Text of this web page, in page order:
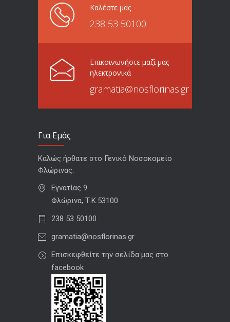
Καλέστε μας
238 53 50100
Επικοινωνήστε μαζί μας
ηλεκτρονικά
gramatia@nosflorinas.gr
Για Εμάς
Καλώς ήρθατε στο Γενικό Νοσοκομείο
Φλώρινας.
Εγνατίας 9
Φλώρινα, Τ.Κ.53100
238 53 50100
gramatia@nosflorinas.gr
Επισκεφθείτε την σελίδα μας στο
facebook